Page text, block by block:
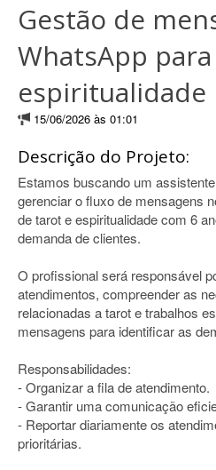
Gestão de
WhatsApp
espiritualidade
15/06/2026 às 01:01
Descrição do Projeto:
Estamos buscando um
gerenciar o fluxo de mensagens
de tarot e espiritualidade com 6
demanda de clientes.
O profissional será responsável
atendimentos, compreender as
relacionadas a tarot e trabalhos
mensagens para identificar as
Responsabilidades:
- Organizar a fila de atendimento.
- Garantir uma comunicação
- Reportar diariamente os
prioritárias.